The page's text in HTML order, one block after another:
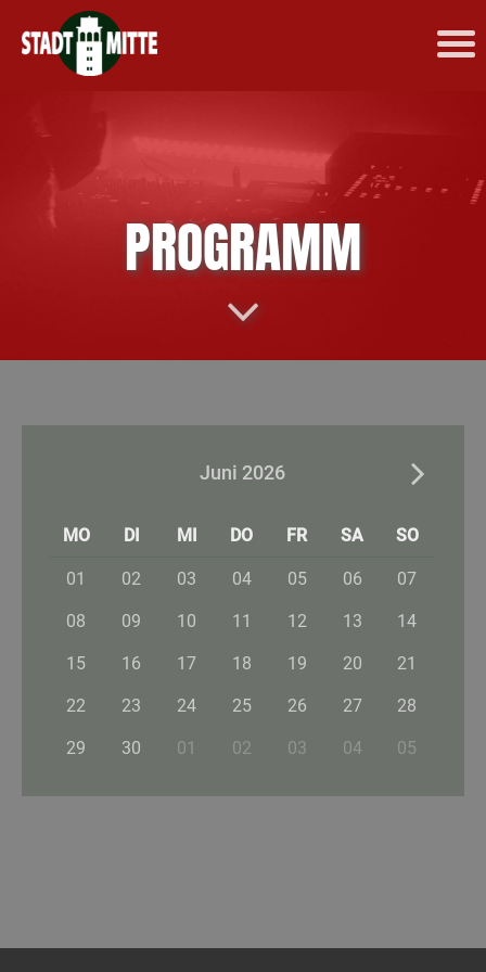
PROGRAMM
Juni 2026
MO DI MI DO FR SA SO
01 02 03 04 05 06 07
08 09 10 11 12 13 14
15 16 17 18 19 20 21
22 23 24 25 26 27 28
29 30 01 02 03 04 05